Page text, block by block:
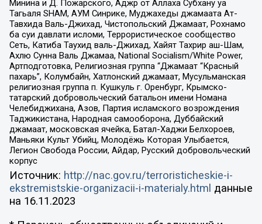
Минина и Д. Пожарского, Аджр от Аллаха Субхану уа
Тагьаля SHAM, АУМ Синрике, Муджахеды джамаата Ат-
Тавхида Валь-Джихад, Чистопольский Джамаат, Рохнамо
ба суи давлати исломи, Террористическое сообщество
Сеть, Катиба Таухид валь-Джихад, Хайят Тахрир аш-Шам,
Ахлю Сунна Валь Джамаа, National Socialism/White Power,
Артподготовка, Религиозная группа “Джамаат “Красный
пахарь”, Колумбайн, Хатлонский джамаат, Мусульманская
религиозная группа п. Кушкуль г. Оренбург, Крымско-
татарский добровольческий батальон имени Номана
Челебиджихана, Азов, Партия исламского возрождения
Таджикистана, Народная самооборона, Дуббайский
джамаат, московская ячейка, Батал-Хаджи Белхороев,
Маньяки Культ Убийц, Молодёжь Которая Улыбается,
Легион Свобода России, Айдар, Русский добровольческий
корпус
Источник: http://nac.gov.ru/terroristicheskie-i-
ekstremistskie-organizacii-i-materialy.html данные
на 16.11.2023